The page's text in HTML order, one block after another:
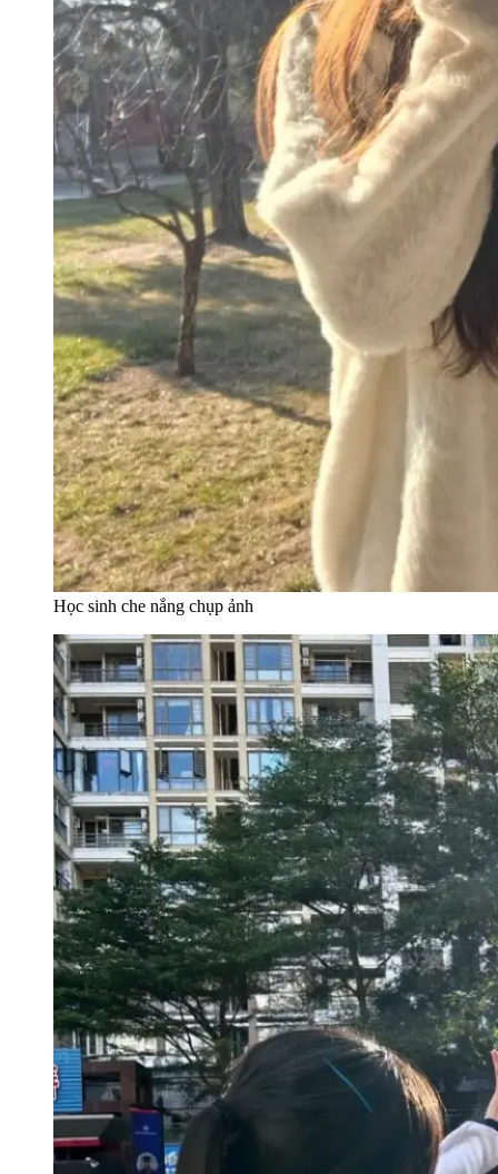
Học sinh che nắng chụp ảnh